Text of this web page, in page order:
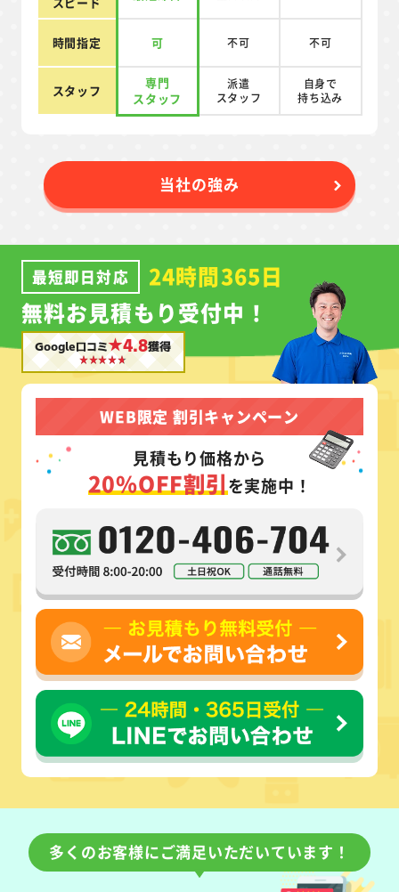
時間指定 可 不可 不可
スタッフ
専門
スタッフ
派遣
スタッフ
自身で
持ち込み
当社の強み
最短即日対応
24時間365日
無料お見積もり受付中！
Google口コミ★4.8獲得
WEB限定 割引キャンペーン
見積もり価格から
20%OFF割引を実施中！
多くのお客様にご満足いただいています！